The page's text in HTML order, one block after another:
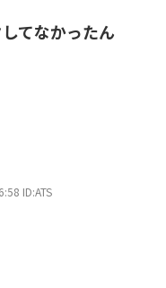
てなかったん
ID:ATS